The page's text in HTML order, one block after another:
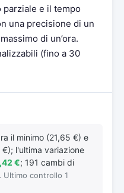
e il tempo
una precisione di un
di un’ora.
(fino a 30
il minimo (21,65 €) e
l'ultima variazione
€; 191 cambi di
Ultimo controllo 1